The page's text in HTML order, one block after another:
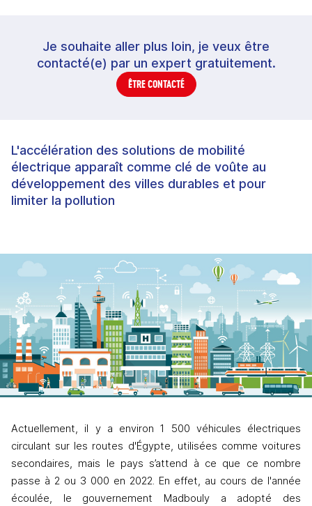
Je souhaite aller plus loin, je veux être
contacté(e) par un expert gratuitement.
ÊTRE CONTACTÉ
L'accélération des solutions de mobilité
électrique apparaît comme clé de voûte au
développement des villes durables et pour
limiter la pollution
Actuellement, il y a environ 1 500 véhicules électriques
circulant sur les routes d'Égypte, utilisées comme voitures
secondaires, mais le pays s’attend à ce que ce nombre
passe à 2 ou 3 000 en 2022. En effet, au cours de l'année
écoulée, le gouvernement Madbouly a adopté des